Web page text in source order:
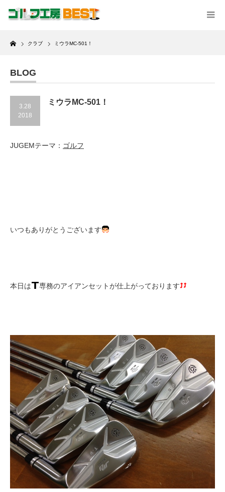
Home
クラブ ミウラMC-501！
BLOG
3.28
2018
ミウラMC-501！
JUGEMテーマ： ゴルフ
いつもありがとうございます
本日は 専務のアイアンセットが仕上がっております